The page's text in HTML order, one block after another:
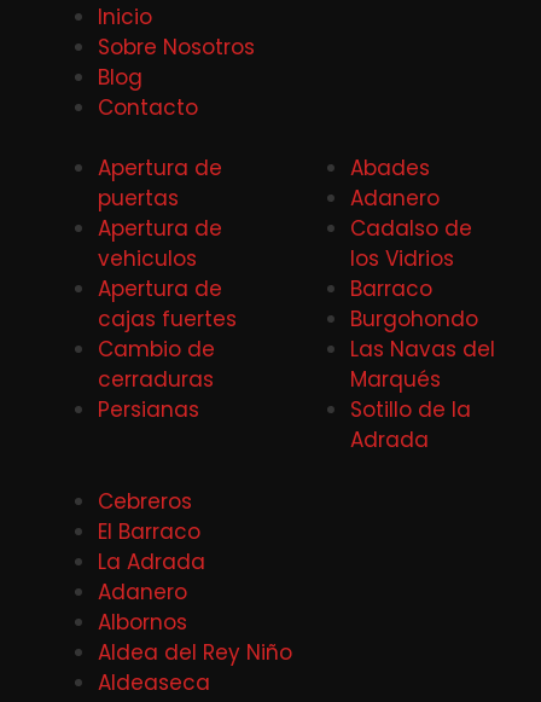
Inicio
Sobre Nosotros
Blog
Contacto
Apertura de
puertas
Apertura de
vehiculos
Apertura de
cajas fuertes
Cambio de
cerraduras
Persianas
Abades
Adanero
Cadalso de
los Vidrios
Barraco
Burgohondo
Las Navas del
Marqués
Sotillo de la
Adrada
Cebreros
El Barraco
La Adrada
Adanero
Albornos
Aldea del Rey Niño
Aldeaseca